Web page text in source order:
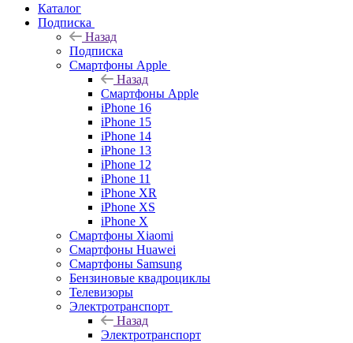
Каталог
Подписка
Назад
Подписка
Смартфоны Apple
Назад
Смартфоны Apple
iPhone 16
iPhone 15
iPhone 14
iPhone 13
iPhone 12
iPhone 11
iPhone XR
iPhone XS
iPhone X
Смартфоны Xiaomi
Смартфоны Huawei
Смартфоны Samsung
Бензиновые квадроциклы
Телевизоры
Электротранспорт
Назад
Электротранспорт